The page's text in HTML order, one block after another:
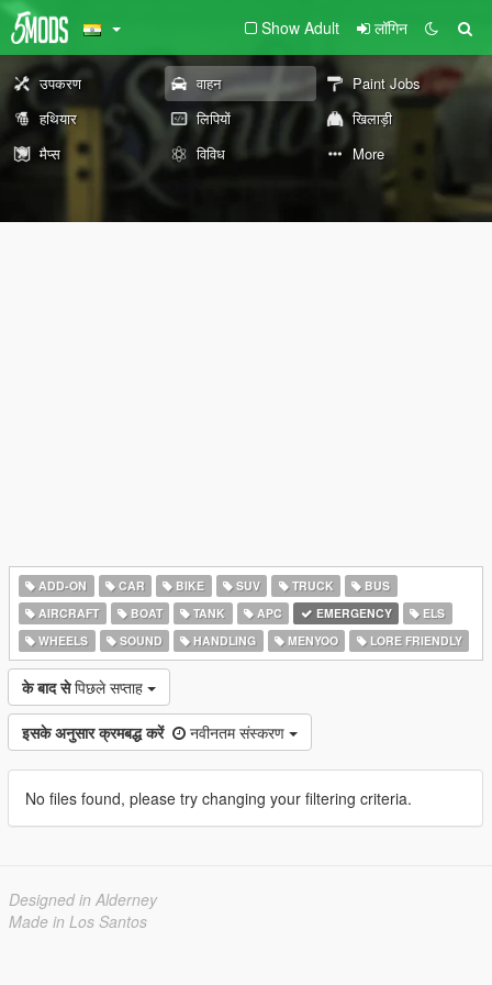
Show Adult लॉगिन
उपकरण वाहन
Paint Jobs
हथियार
लिपियों
खिलाड़ी
मैप्स
विविध More
ADD-ON CAR BIKE SUV TRUCK
BUS
AIRCRAFT
BOAT TANK APC EMERGENCY
ELS
WHEELS
SOUND HANDLING MENYOO LORE FRIENDLY
के बाद से पिछले सप्ताह
इसके अनुसार क्रमबद्ध करें नवीनतम संस्करण
No files found, please try changing your filtering criteria.
Designed in Alderney
Made in Los Santos